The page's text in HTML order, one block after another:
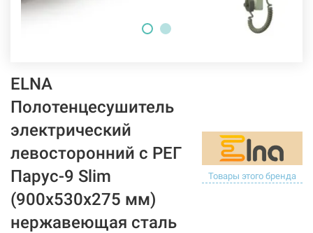
ELNA
Полотенцесушитель
электрический
левосторонний с РЕГ
Парус-9 Slim
(900х530х275 мм)
нержавеющая сталь
Товары этого бренда